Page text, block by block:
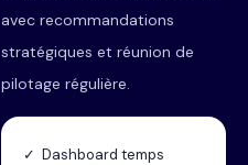
avec recommandations
stratégiques et réunion de
pilotage régulière.
✓ Dashboard temps